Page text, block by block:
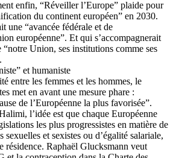
enfin, “Réveiller l’Europe” plaide pour
du continent européen” en 2030.
une “avancée fédérale et de
européenne”. Et qui s’accompagnerait
“notre Union, ses institutions comme ses
et humaniste
entre les femmes et les hommes, le
met en avant une mesure phare :
de l’Européenne la plus favorisée”.
l’idée est que chaque Européenne
les plus progressistes en matière de
sexuelles et sexistes ou d’égalité salariale,
résidence. Raphaël Glucksmann veut